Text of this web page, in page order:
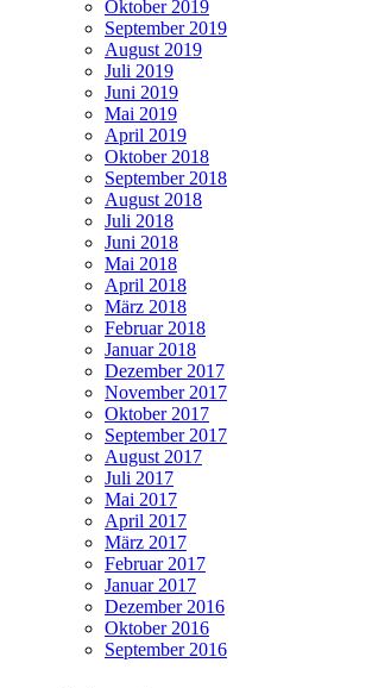
Oktober 2019
September 2019
August 2019
Juli 2019
Juni 2019
Mai 2019
April 2019
Oktober 2018
September 2018
August 2018
Juli 2018
Juni 2018
Mai 2018
April 2018
März 2018
Februar 2018
Januar 2018
Dezember 2017
November 2017
Oktober 2017
September 2017
August 2017
Juli 2017
Mai 2017
April 2017
März 2017
Februar 2017
Januar 2017
Dezember 2016
Oktober 2016
September 2016